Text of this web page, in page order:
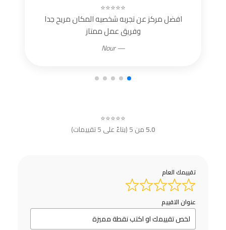
⭐⭐⭐⭐⭐
افضل مركز عن تجربه شخصيه المكان مريح جدا
وفريق عمل ممتاز
— Nour
⭐⭐⭐⭐⭐
5.0من 5 (بناءً على 5 تقييمات)
تقييمك العام
عنوان التقييم